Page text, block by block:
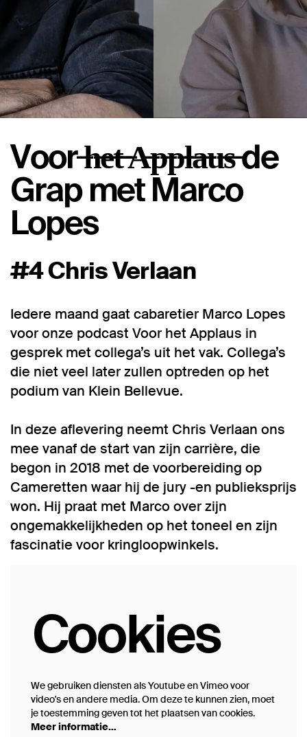
Voor ̶h̶e̶t̶ ̶A̶p̶p̶l̶a̶u̶s̶ de
Grap met Marco
Lopes
#4 Chris Verlaan
Iedere maand gaat cabaretier Marco Lopes
voor onze podcast Voor het Applaus in
gesprek met collega’s uit het vak. Collega’s
die niet veel later zullen optreden op het
podium van Klein Bellevue.
In deze aflevering neemt Chris Verlaan ons
mee vanaf de start van zijn carrière, die
begon in 2018 met de voorbereiding op
Cameretten waar hij de jury -en publieksprijs
won. Hij praat met Marco over zijn
ongemakkelijkheden op het toneel en zijn
fascinatie voor kringloopwinkels.
Cookies
We gebruiken diensten als Youtube en Vimeo voor
video's en andere media. Om deze te kunnen zien, moet
je toestemming geven tot het plaatsen van cookies.
Meer informatie…